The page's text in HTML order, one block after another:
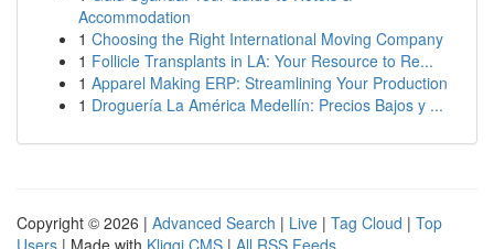
Accommodation
1 Choosing the Right International Moving Company
1 Follicle Transplants in LA: Your Resource to Re...
1 Apparel Making ERP: Streamlining Your Production
1 Droguería La América Medellín: Precios Bajos y ...
Copyright © 2026 | Advanced Search | Live | Tag Cloud | Top
Users | Made with Kliqqi CMS | All RSS Feeds